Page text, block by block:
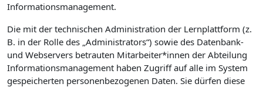
Informationsmanagement.
Die mit der technischen Administration der Lernplattform (z.
B. in der Rolle des „Administrators“) sowie des Datenbank-
und Webservers betrauten Mitarbeiter*innen der Abteilung
Informationsmanagement haben Zugriff auf alle im System
gespeicherten personenbezogenen Daten. Sie dürfen diese